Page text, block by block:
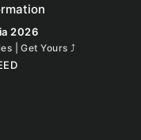
2026
| Get Yours ⤴︎